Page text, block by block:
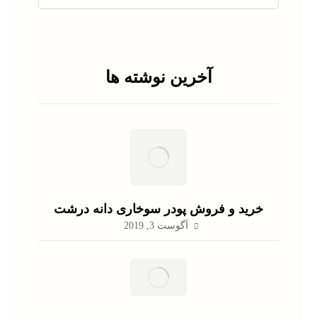
آخرین نوشته ها
خرید و فروش پودر سوخاری دانه درشت
آگوست 3, 2019